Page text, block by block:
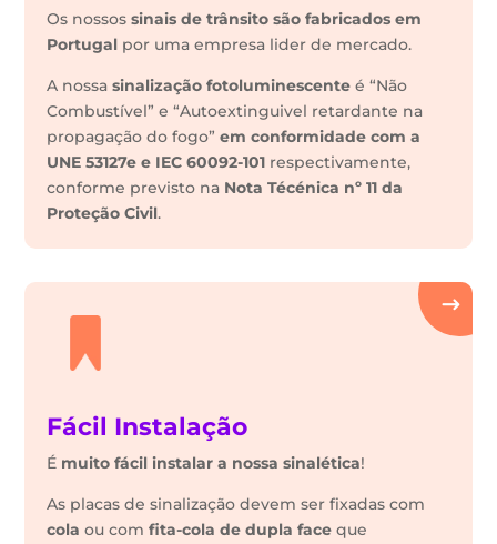
Os nossossinais de trânsito são fabricados em
Portugal por uma empresa lider de mercado.
A nossasinalização fotoluminescente é “Não
Combustível” e “Autoextinguivel retardante na
propagação do fogo”em conformidade com a
UNE 53127e e IEC 60092-101 respectivamente,
conforme previsto na Nota Técénica nº 11 da
Proteção Civil.
Fácil Instalação
É muito fácil instalar a nossa sinalética!
As placas de sinalização devem ser fixadas com
cola ou comfita-cola de dupla face que